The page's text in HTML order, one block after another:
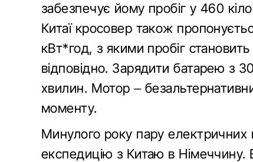
забезпечує йому пробіг у 460
Китаї кросовер також
кВт*год, з якими пробіг
відповідно. Зарядити батарею з
хвилин. Мотор –
моменту.
Минулого року пару електричних
експедицію з Китаю в Німеччину.